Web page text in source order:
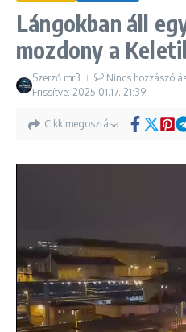
Lángokban áll
mozdony a
Szerző mr3 Nincs
Frissítve: 2025.01.17. 21:39
Cikk megosztása